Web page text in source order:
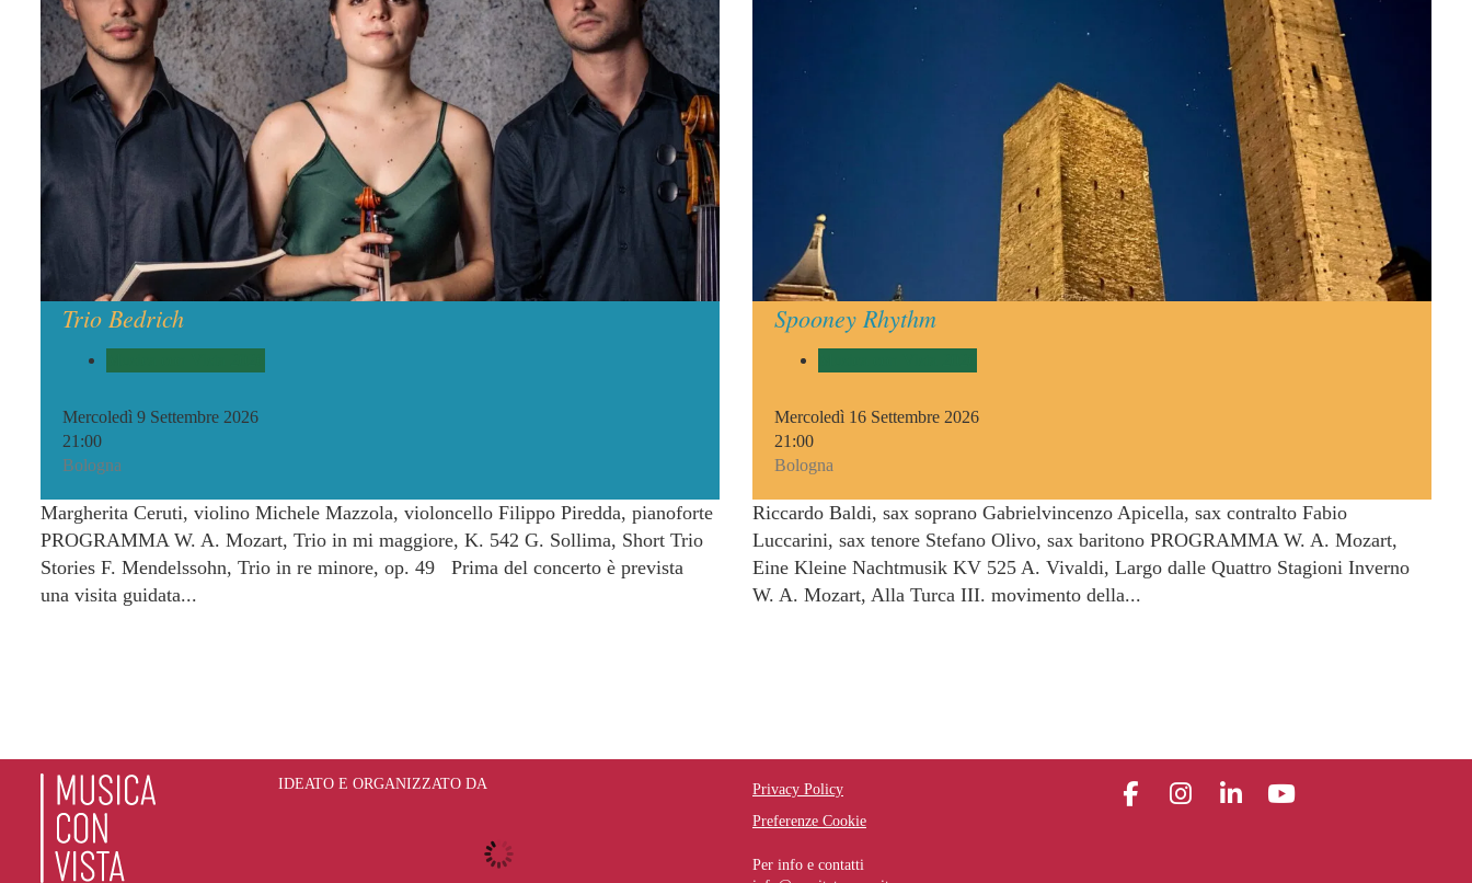
Trio Bedrich
Mercoledì 9 Settembre 2026
21:00
Bologna
Margherita Ceruti, violino Michele Mazzola, violoncello Filippo Piredda, pianoforte
PROGRAMMA W. A. Mozart, Trio in mi maggiore, K. 542 G. Sollima, Short Trio
Stories F. Mendelssohn, Trio in re minore, op. 49 Prima del concerto è prevista
una visita guidata...
Spooney Rhythm
Mercoledì 16 Settembre 2026
21:00
Bologna
Riccardo Baldi, sax soprano Gabrielvincenzo Apicella, sax contralto Fabio
Luccarini, sax tenore Stefano Olivo, sax baritono PROGRAMMA W. A. Mozart,
Eine Kleine Nachtmusik KV 525 A. Vivaldi, Largo dalle Quattro Stagioni Inverno
W. A. Mozart, Alla Turca III. movimento della...
IDEATO E ORGANIZZATO DA
Privacy Policy
Preferenze Cookie
Per info e contatti